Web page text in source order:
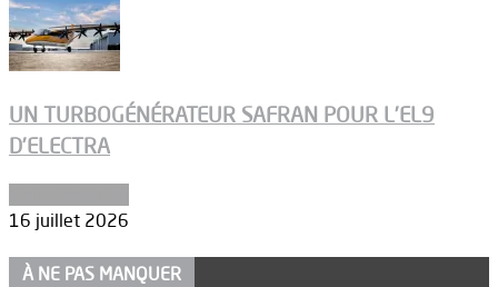
UN TURBOGÉNÉRATEUR SAFRAN POUR L’EL9
D’ELECTRA
16 juillet 2026
À NE PAS MANQUER